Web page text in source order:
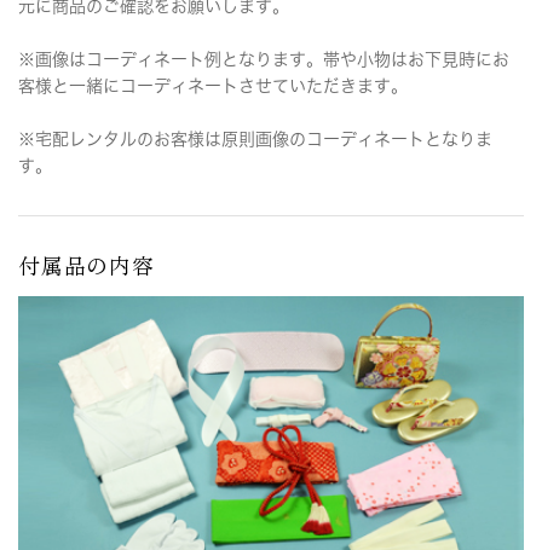
元に商品のご確認をお願いします。
※画像はコーディネート例となります。帯や小物はお下見時にお
客様と一緒にコーディネートさせていただきます。
※宅配レンタルのお客様は原則画像のコーディネートとなりま
す。
付属品の内容